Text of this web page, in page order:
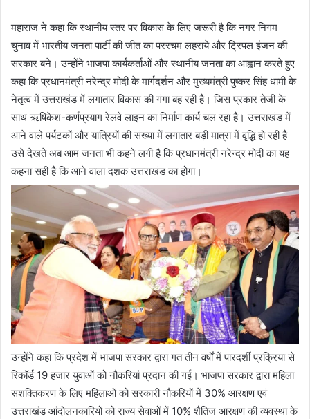
महाराज ने कहा कि स्थानीय स्तर पर विकास के लिए जरूरी है कि नगर निगम
चुनाव में भारतीय जनता पार्टी की जीत का पररचम लहराये और ट्रिपल इंजन की
सरकार बने। उन्होंने भाजपा कार्यकर्ताओं और स्थानीय जनता का आह्वान करते हुए
कहा कि प्रधानमंत्री नरेन्द्र मोदी के मार्गदर्शन और मुख्यमंत्री पुष्कर सिंह धामी के
नेतृत्व में उत्तराखंड में लगातार विकास की गंगा बह रही है। जिस प्रकार तेजी के
साथ ऋषिकेश-कर्णप्रयाग रेलवे लाइन का निर्माण कार्य चल रहा है। उत्तराखंड में
आने वाले पर्यटकों और यात्रियों की संख्या में लगातार बड़ी मात्रा में वृद्धि हो रही है
उसे देखते अब आम जनता भी कहने लगी है कि प्रधानमंत्री नरेन्द्र मोदी का यह
कहना सही है कि आने वाला दशक उत्तराखंड का होगा।
उन्होंने कहा कि प्रदेश में भाजपा सरकार द्वारा गत तीन वर्षों में पारदर्शी प्रक्रिया से
रिकॉर्ड 19 हजार युवाओं को नौकरियां प्रदान की गई। भाजपा सरकार द्वारा महिला
सशक्तिकरण के लिए महिलाओं को सरकारी नौकरियों में 30% आरक्षण एवं
उत्तराखंड आंदोलनकारियों को राज्य सेवाओं में 10% शैतिज आरक्षण की व्यवस्था के